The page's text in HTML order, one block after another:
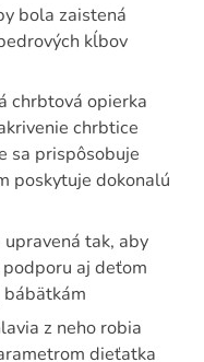
bola zaistená
kĺbov
chrbtová opierka
chrbtice
sa prispôsobuje
poskytuje dokonalú
tak, aby
aj deťom
bábätkám
z neho robia
dieťatka